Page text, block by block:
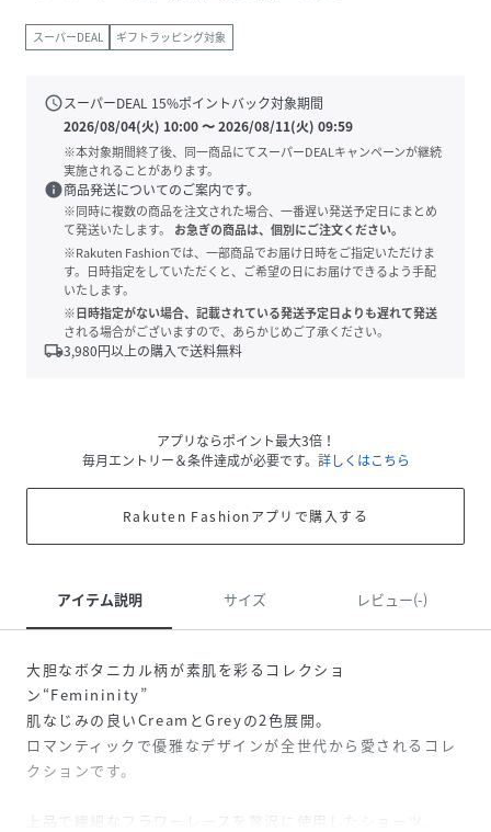
スーパーDEAL ギフトラッピング対象
scheduleスーパーDEAL 15%ポイントバック対象期間
2026/08/04(火) 10:00〜2026/08/11(火) 09:59
※本対象期間終了後、同一商品にてスーパーDEALキャンペーンが継続
実施されることがあります。
info商品発送についてのご案内です。
※同時に複数の商品を注文された場合、一番遅い発送予定日にまとめ
て発送いたします。
お急ぎの商品は、個別にご注文ください。
※Rakuten Fashionでは、一部商品でお届け日時をご指定いただけま
す。日時指定をしていただくと、ご希望の日にお届けできるよう手配
いたします。
※日時指定がない場合、記載されている発送予定日よりも遅れて発送
される場合がございますので、あらかじめご了承ください。
local_shipping3,980円以上の購入で送料無料
アプリならポイント最大3倍！
毎月エントリー＆条件達成が必要です。 詳しくはこちら
Rakuten Fashionアプリで購入する
アイテム説明 サイズ レビュー(-)
大胆なボタニカル柄が素肌を彩るコレクショ
ン“Femininity”
肌なじみの良いCreamとGreyの2色展開。
ロマンティックで優雅なデザインが全世代から愛されるコレ
クションです。
上品で繊細なフラワーレースを贅沢に使用したショーツ。